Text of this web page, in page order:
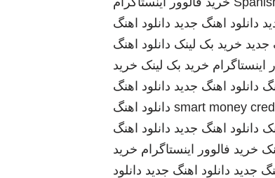
دانلود اهنگ جدید دانلود اهنگ
جدید خرید بک لینک دانلود اهنگ
اینستاگرام خرید بک لینک خرید
دانلود اهنگ جدید دانلود اهنگ
smart money دانلود اهنگ
دانلود اهنگ جدید دانلود اهنگ
خرید فالوور اینستاگرام خرید
جدید دانلود اهنگ جدید دانلود